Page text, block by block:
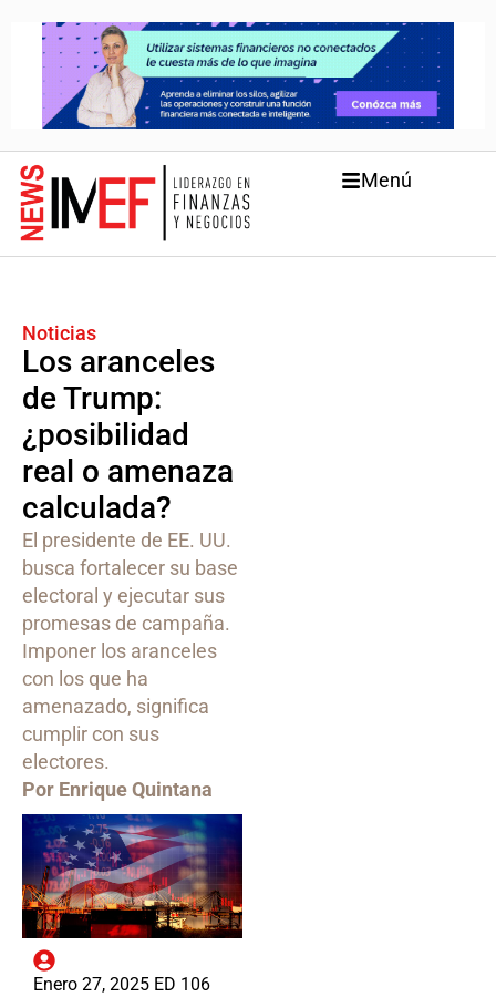
Menú
Noticias
Los aranceles
de Trump:
¿posibilidad
real o amenaza
calculada?
El presidente de EE. UU.
busca fortalecer su base
electoral y ejecutar sus
promesas de campaña.
Imponer los aranceles
con los que ha
amenazado, significa
cumplir con sus
electores.
Por Enrique Quintana
Enero 27, 2025 ED 106